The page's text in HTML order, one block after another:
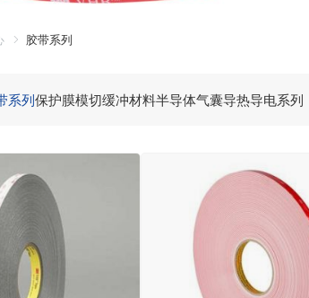
胶带系列
系列保护膜模切缓冲材料半导体气囊导热导电系列